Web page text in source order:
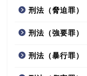
刑法（脅迫罪）
刑法（強要罪）
刑法（暴行罪）